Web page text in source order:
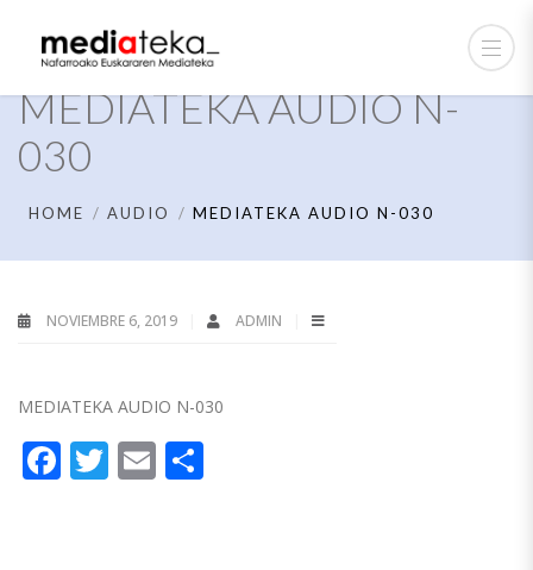
MEDIATEKA AUDIO N-
030
HOME AUDIO MEDIATEKA AUDIO N-030
NOVIEMBRE 6, 2019 ADMIN
MEDIATEKA AUDIO N-030
Facebook
Twitter
Email